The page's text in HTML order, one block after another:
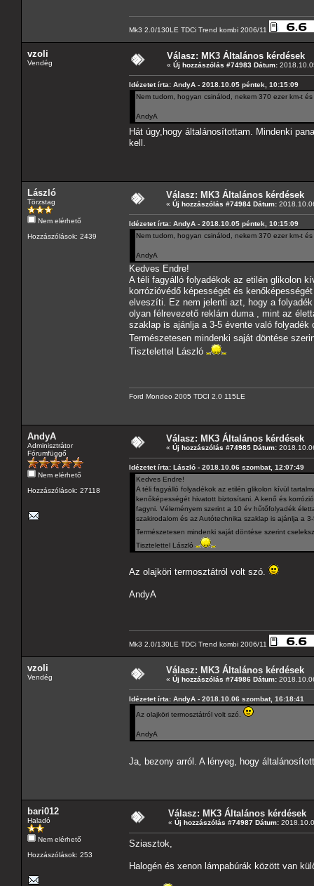
Mk3 2.0/130LE TDCi Trend kombi 2006/11
vzoli
Vendég
Válasz: MK3 Általános kérdések
« Új hozzászólás #74983 Dátum:
Idézetet írta: AndyA - 2018.10.05 péntek, 10:15:09
Nem tudom, hogyan csinálod, nekem 370 ezer km-t
AndyA
Hát úgy,hogy általánosítottam. Mindenki
kell.
László
Törzstag
Nem elérhető
Hozzászólások: 2439
Válasz: MK3 Általános kérdések
« Új hozzászólás #74984 Dátum:
Idézetet írta: AndyA - 2018.10.05 péntek, 10:15:09
Nem tudom, hogyan csinálod, nekem 370 ezer km-t
AndyA
Kedves Endre!
A téli fagyálló folyadékok az etilén glikolon
korrózióvédő képességét és
elveszíti. Ez nem jelenti azt, hogy a
olyan félrevezető reklám duma , mint az
szaklap is ajánlja a 3-5 évente való
Természetesen mindenki saját döntése
Tisztelettel László
Ford Mondeo 2005 TDCI 2.0 115LE
AndyA
Adminisztrátor
Fórumfüggő
Nem elérhető
Hozzászólások: 27118
Válasz: MK3 Általános kérdések
« Új hozzászólás #74985 Dátum:
Idézetet írta: László - 2018.10.06 szombat, 12:07:49
Kedves Endre!
A téli fagyálló folyadékok az etilén glikolon kívül
kenőképességét hivatott biztosítani. A kenő és
fagyni. Véleményem szerint a 10 év hűtőfolyadék
szakirodalom és az Autótechnika szaklap is ajánlja a
Természetesen mindenki saját döntése szerint
Tisztelettel László
Az olajköri termosztátról volt szó.
AndyA
Mk3 2.0/130LE TDCi Trend kombi 2006/11
vzoli
Vendég
Válasz: MK3 Általános kérdések
« Új hozzászólás #74986 Dátum:
Idézetet írta: AndyA - 2018.10.06 szombat, 16:18:41
Az olajköri termosztátról volt szó.
AndyA
Ja, bezony arról. A lényeg, hogy
bari012
Haladó
Nem elérhető
Hozzászólások: 253
Válasz: MK3 Általános kérdések
« Új hozzászólás #74987 Dátum:
Sziasztok,
Halogén és xenon lámpabúrák között van